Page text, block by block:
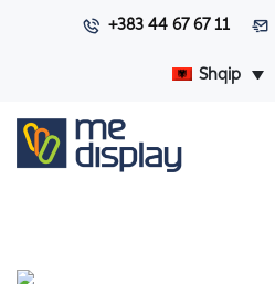
+383 44 67 67 11
Shqip